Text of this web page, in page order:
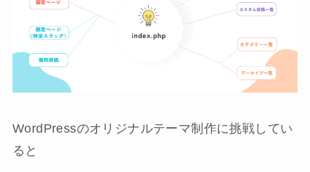
WordPressのオリジナルテーマ制作に挑戦してい
ると